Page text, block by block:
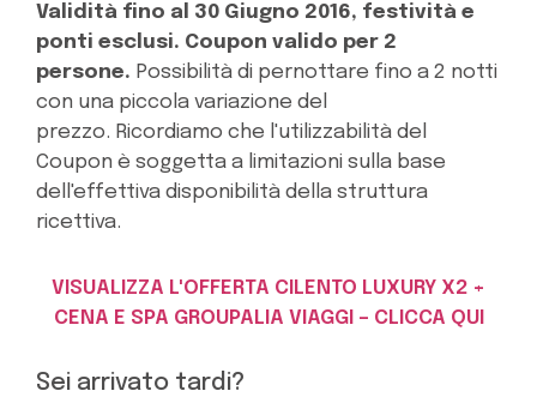
Validità fino al 30 Giugno 2016, festività e
ponti esclusi. Coupon valido per 2
persone. Possibilità di pernottare fino a 2 notti
con una piccola variazione del
prezzo. Ricordiamo che l'utilizzabilità del
Coupon è soggetta a limitazioni sulla base
dell'effettiva disponibilità della struttura
ricettiva.
VISUALIZZA L'OFFERTA CILENTO LUXURY X2 +
CENA E SPA GROUPALIA VIAGGI – CLICCA QUI
Sei arrivato tardi?